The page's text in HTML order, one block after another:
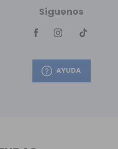
Síguenos
AYUDA